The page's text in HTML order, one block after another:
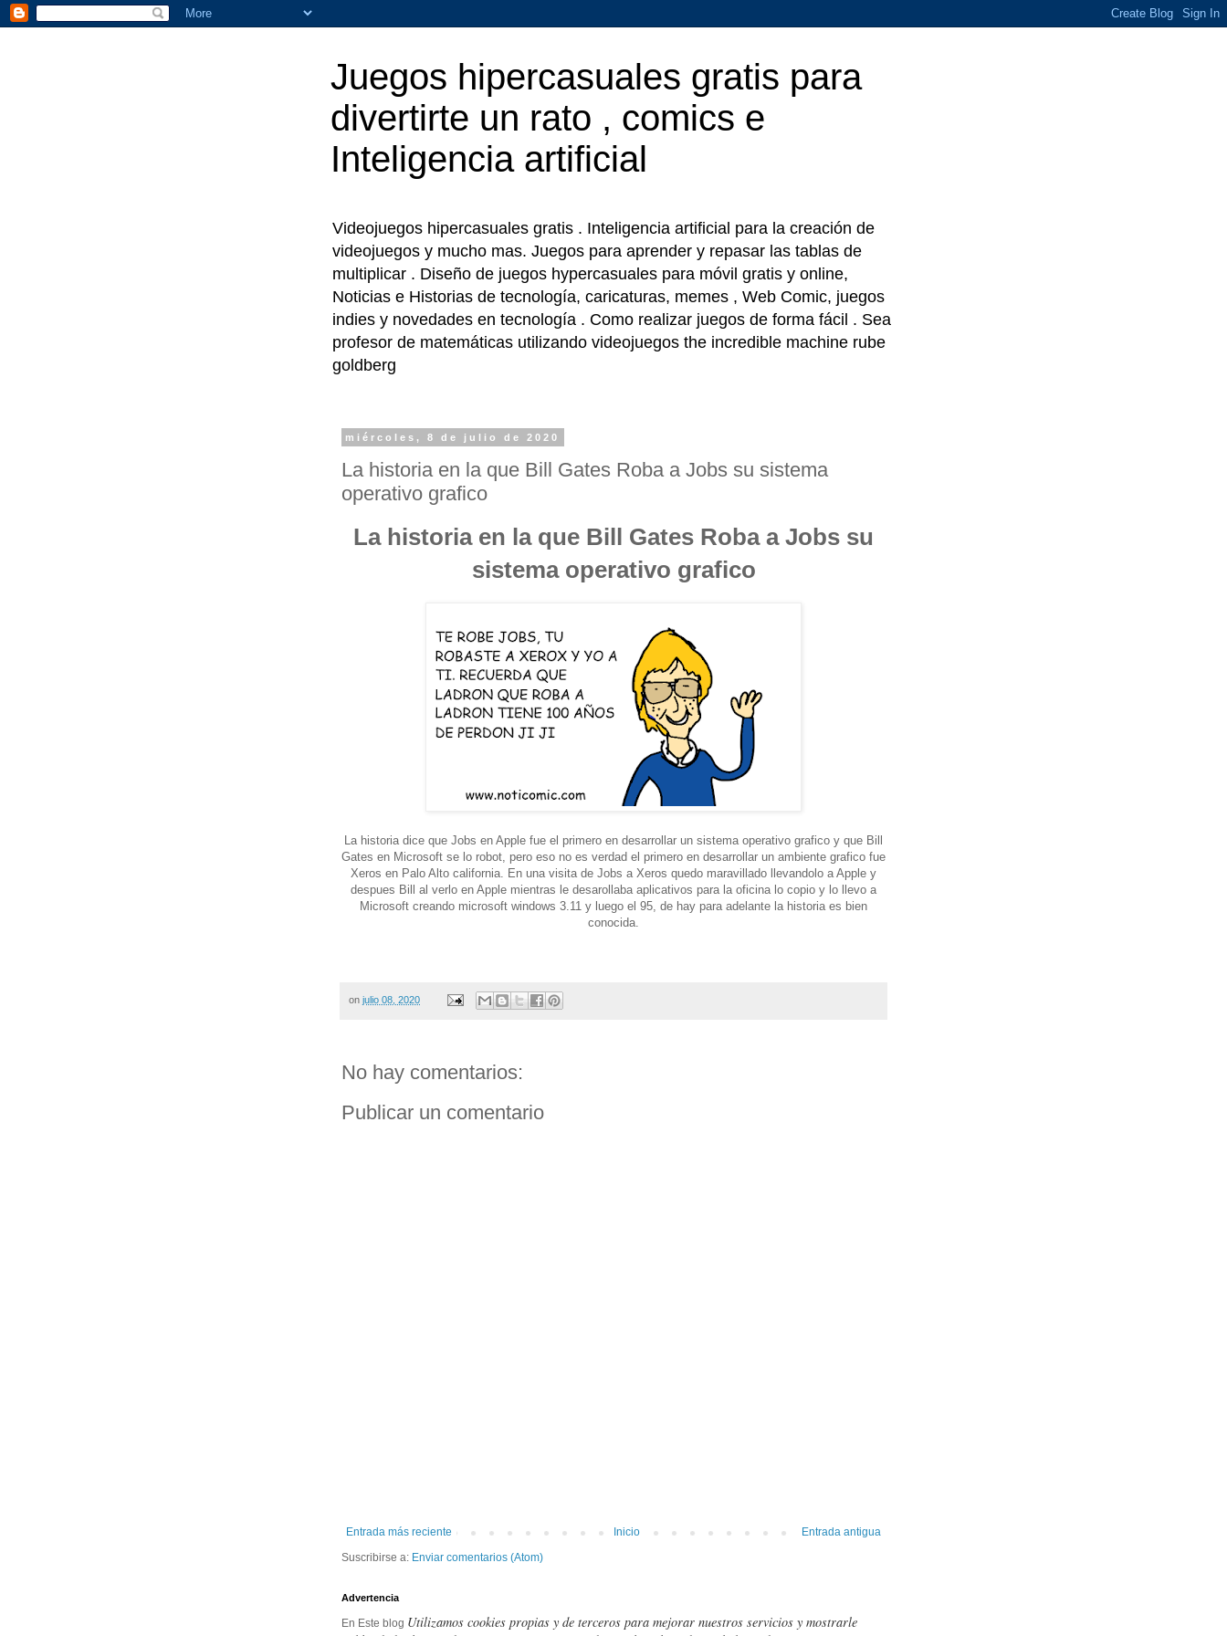
Juegos hipercasuales gratis para
divertirte un rato , comics e
Inteligencia artificial
Videojuegos hipercasuales gratis . Inteligencia artificial para la creación de
videojuegos y mucho mas. Juegos para aprender y repasar las tablas de
multiplicar . Diseño de juegos hypercasuales para móvil gratis y online,
Noticias e Historias de tecnología, caricaturas, memes , Web Comic, juegos
indies y novedades en tecnología . Como realizar juegos de forma fácil . Sea
profesor de matemáticas utilizando videojuegos the incredible machine rube
goldberg
miércoles, 8 de julio de 2020
La historia en la que Bill Gates Roba a Jobs su sistema
operativo grafico
La historia en la que Bill Gates Roba a Jobs su
sistema operativo grafico
La historia dice que Jobs en Apple fue el primero en desarrollar un sistema operativo grafico y que Bill
Gates en Microsoft se lo robot, pero eso no es verdad el primero en desarrollar un ambiente grafico fue
Xeros en Palo Alto california. En una visita de Jobs a Xeros quedo maravillado llevandolo a Apple y
despues Bill al verlo en Apple mientras le desarollaba aplicativos para la oficina lo copio y lo llevo a
Microsoft creando microsoft windows 3.11 y luego el 95, de hay para adelante la historia es bien
conocida.
on julio 08, 2020
No hay comentarios:
Publicar un comentario
Entrada más reciente Entrada antigua
Inicio
Suscribirse a: Enviar comentarios (Atom)
Advertencia
En Este blog Utilizamos cookies propias y de terceros para mejorar nuestros servicios y mostrarle